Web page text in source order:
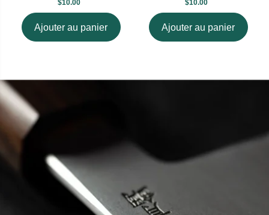
$10.00
Ajouter au panier
$10.00
Ajouter au panier